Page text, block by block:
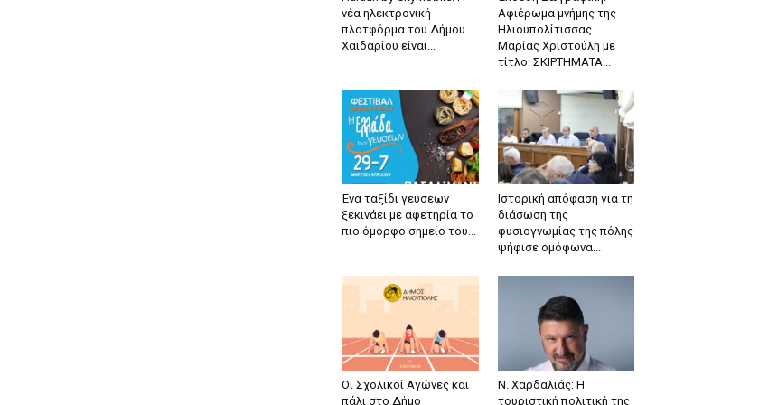
νέα ηλεκτρονική
πλατφόρμα του Δήμου
Χαϊδαρίου είναι...
Αφιέρωμα μνήμης της
Ηλιουπολίτισσας
Μαρίας Χριστούλη με
τίτλο: ΣΚΙΡΤΗΜΑΤΑ...
Ένα ταξίδι γεύσεων
ξεκινάει με αφετηρία το
πιο όμορφο σημείο του...
Ιστορική απόφαση για τη
διάσωση της
φυσιογνωμίας της πόλης
ψήφισε ομόφωνα...
Οι Σχολικοί Αγώνες και
πάλι στο Δήμο
Ν. Χαρδαλιάς: Η
τουριστική πολιτική της